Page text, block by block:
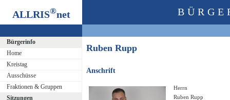
ALLRIS®net
Bürgerinfo
Home
Kreistag
Ausschüsse
Fraktionen & Gruppen
Sitzungen
Ruben Rupp
Anschrift
Herrn
Ruben Rupp